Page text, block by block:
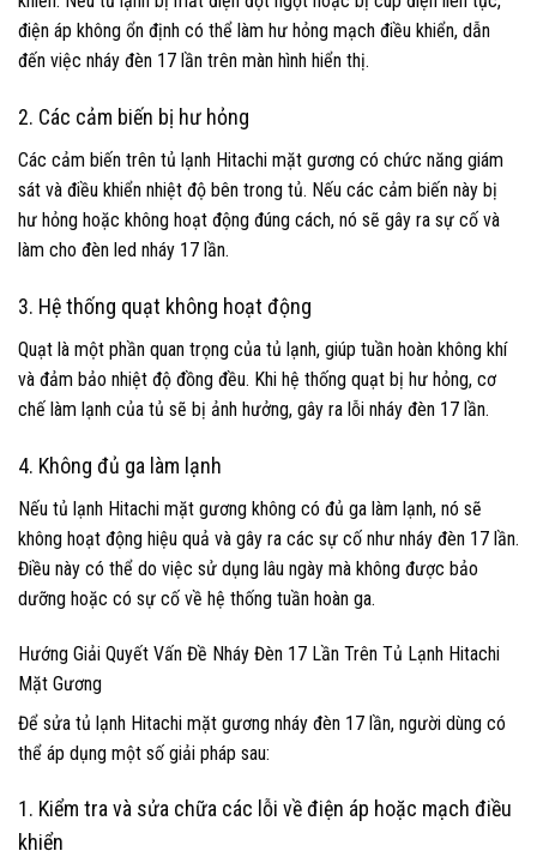
điện áp không ổn định có thể làm hư hỏng mạch điều khiển, dẫn
đến việc nháy đèn 17 lần trên màn hình hiển thị.
2. Các cảm biến bị hư hỏng
Các cảm biến trên tủ lạnh Hitachi mặt gương có chức năng giám
sát và điều khiển nhiệt độ bên trong tủ. Nếu các cảm biến này bị
hư hỏng hoặc không hoạt động đúng cách, nó sẽ gây ra sự cố và
làm cho đèn led nháy 17 lần.
3. Hệ thống quạt không hoạt động
Quạt là một phần quan trọng của tủ lạnh, giúp tuần hoàn không khí
và đảm bảo nhiệt độ đồng đều. Khi hệ thống quạt bị hư hỏng, cơ
chế làm lạnh của tủ sẽ bị ảnh hưởng, gây ra lỗi nháy đèn 17 lần.
4. Không đủ ga làm lạnh
Nếu tủ lạnh Hitachi mặt gương không có đủ ga làm lạnh, nó sẽ
không hoạt động hiệu quả và gây ra các sự cố như nháy đèn 17 lần.
Điều này có thể do việc sử dụng lâu ngày mà không được bảo
dưỡng hoặc có sự cố về hệ thống tuần hoàn ga.
Hướng Giải Quyết Vấn Đề Nháy Đèn 17 Lần Trên Tủ Lạnh Hitachi
Mặt Gương
Để sửa tủ lạnh Hitachi mặt gương nháy đèn 17 lần, người dùng có
thể áp dụng một số giải pháp sau:
1. Kiểm tra và sửa chữa các lỗi về điện áp hoặc mạch điều
khiển